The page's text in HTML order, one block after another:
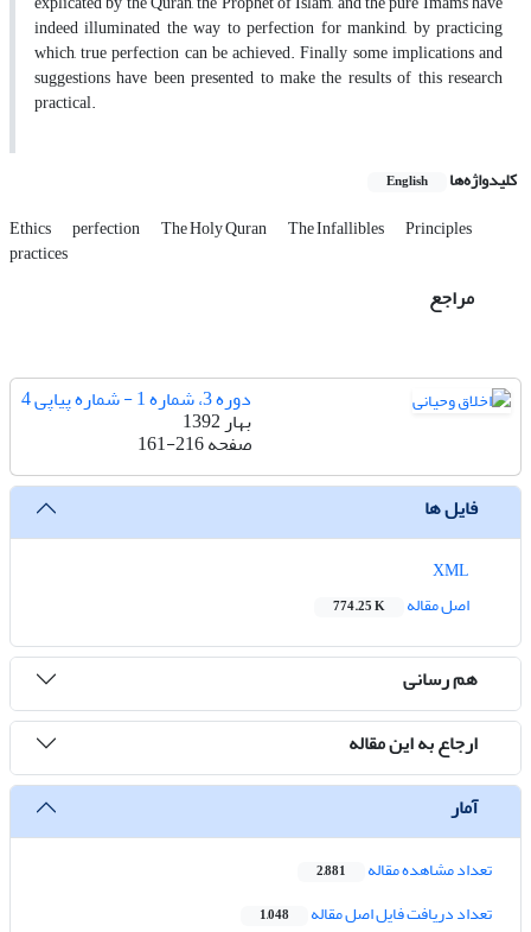
indeed illuminated the way to perfection for mankind, by practicing
which, true perfection can be achieved. Finally some implications and
suggestions have been presented to make the results of this research
practical.
کلیدواژه‌ها English
Ethics perfection The Holy Quran The Infallibles Principles
practices
مراجع
دوره 3، شماره 1 - شماره پیاپی 4
بهار 1392
صفحه161-216
فایل ها
اصل مقاله
774.25 K
هم رسانی
ارجاع به این مقاله
آمار
تعداد مشاهده مقاله 2,881
تعداد دریافت فایل اصل مقاله 1,048